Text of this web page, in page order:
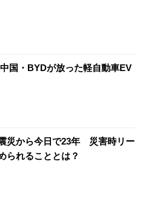
国・BYDが放った軽自動車EV
災から今日で23年 災害時リー
られることとは？